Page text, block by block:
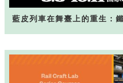
藍皮列車在舞臺上的重生：